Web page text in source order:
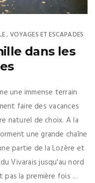
, VOYAGES ET ESCAPADES
dans les
une immense terrain
faire des vacances
naturel de choix. A la
une grande chaîne
partie de la Lozère et
Vivarais jusqu'au nord
pas la première fois ...